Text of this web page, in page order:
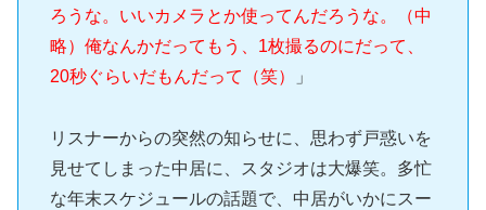
ろうな。いいカメラとか使ってんだろうな。（中
略）俺なんかだってもう、1枚撮るのにだって、
20秒ぐらいだもんだって（笑）
」
リスナーからの突然の知らせに、思わず戸惑いを
見せてしまった中居に、スタジオは大爆笑。多忙
な年末スケジュールの話題で、中居がいかにスー